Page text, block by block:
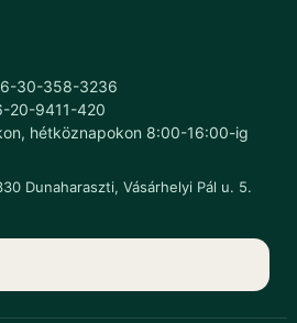
30-358-3236
20-9411-420
hétköznapokon 8:00-16:00-ig
Dunaharaszti, Vásárhelyi Pál u. 5.